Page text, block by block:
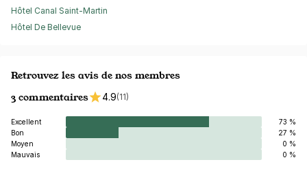
Hôtel Canal Saint-Martin
Hôtel De Bellevue
Retrouvez les avis de nos membres
3 commentaires
4.9(11)
Excellent
73 %
Bon
27 %
Moyen
0 %
Mauvais
0 %